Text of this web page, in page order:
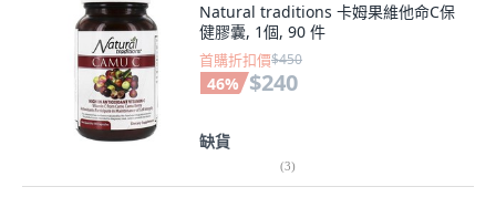
Natural traditions 卡姆果維他命C保
健膠囊, 1個, 90 件
首購折扣價$450
46% $240
缺貨
(3)